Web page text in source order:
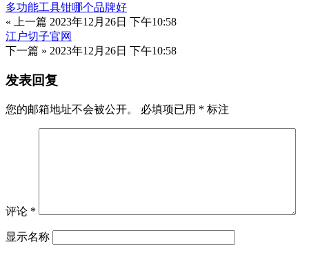
多功能工具钳哪个品牌好
« 上一篇 2023年12月26日 下午10:58
江户切子官网
下一篇 » 2023年12月26日 下午10:58
发表回复
您的邮箱地址不会被公开。 必填项已用 * 标注
评论 *
显示名称